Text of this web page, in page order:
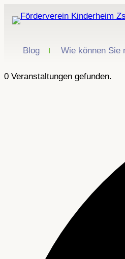
Blog Wie können Sie
0 Veranstaltungen gefunden.